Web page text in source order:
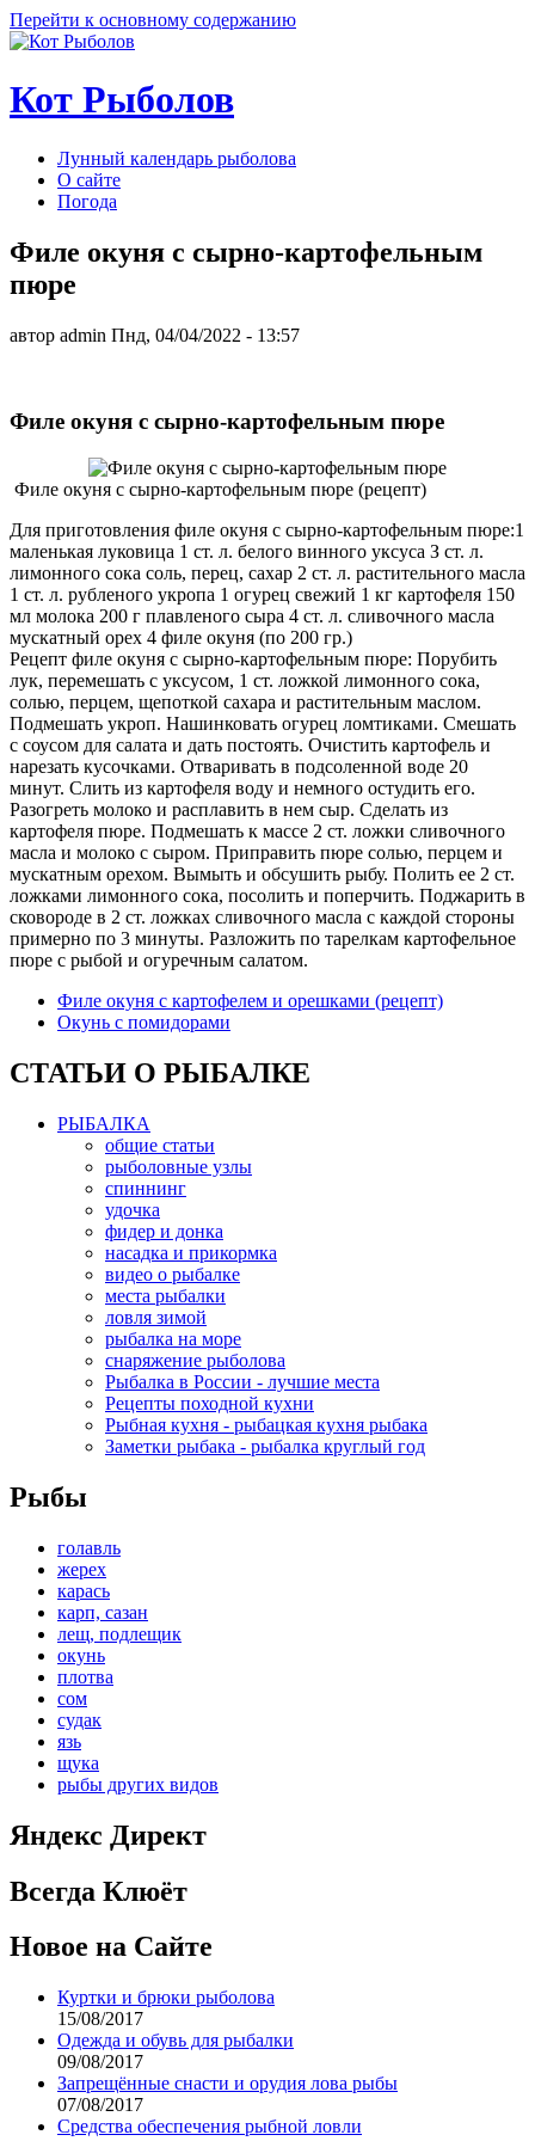
Перейти к основному содержанию
Кот Рыболов
Лунный календарь рыболова
О сайте
Погода
Филе окуня с сырно-картофельным
пюре
автор admin Пнд, 04/04/2022 - 13:57
Филе окуня с сырно-картофельным пюре
Филе окуня с сырно-картофельным пюре (рецепт)
Для приготовления филе окуня с сырно-картофельным пюре:1
маленькая луковица 1 ст. л. белого винного уксуса З ст. л.
лимонного сока соль, перец, сахар 2 ст. л. растительного масла
1 ст. л. рубленого укропа 1 огурец свежий 1 кг картофеля 150
мл молока 200 г плавленого сыра 4 ст. л. сливочного масла
мускатный орех 4 филе окуня (по 200 гр.)
Рецепт филе окуня с сырно-картофельным пюре: Порубить
лук, перемешать с уксусом, 1 ст. ложкой лимонного сока,
солью, перцем, щепоткой сахара и растительным маслом.
Подмешать укроп. Нашинковать огурец ломтиками. Смешать
с соусом для салата и дать постоять. Очистить картофель и
нарезать кусочками. Отваривать в подсоленной воде 20
минут. Слить из картофеля воду и немного остудить его.
Разогреть молоко и расплавить в нем сыр. Сделать из
картофеля пюре. Подмешать к массе 2 ст. ложки сливочного
масла и молоко с сыром. Приправить пюре солью, перцем и
мускатным орехом. Вымыть и обсушить рыбу. Полить ее 2 ст.
ложками лимонного сока, посолить и поперчить. Поджарить в
сковороде в 2 ст. ложках сливочного масла с каждой стороны
примерно по 3 минуты. Разложить по тарелкам картофельное
пюре с рыбой и огуречным салатом.
Филе окуня с картофелем и орешками (рецепт)
Окунь с помидорами
СТАТЬИ О РЫБАЛКЕ
РЫБАЛКА
общие статьи
рыболовные узлы
спиннинг
удочка
фидер и донка
насадка и прикормка
видео о рыбалке
места рыбалки
ловля зимой
рыбалка на море
снаряжение рыболова
Рыбалка в России - лучшие места
Рецепты походной кухни
Рыбная кухня - рыбацкая кухня рыбака
Заметки рыбака - рыбалка круглый год
Рыбы
голавль
жерех
карась
карп, сазан
лещ, подлещик
окунь
плотва
сом
судак
язь
щука
рыбы других видов
Яндекс Директ
Всегда Клюёт
Новое на Сайте
Куртки и брюки рыболова
15/08/2017
Одежда и обувь для рыбалки
09/08/2017
Запрещённые снасти и орудия лова рыбы
07/08/2017
Средства обеспечения рыбной ловли